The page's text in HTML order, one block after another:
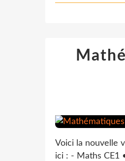
Voici la nouvelle
ici : - Maths CE1